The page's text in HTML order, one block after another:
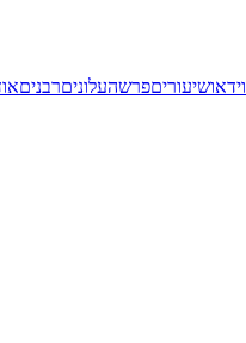
וידאושיעוריםפרשהעלוניםרבנים